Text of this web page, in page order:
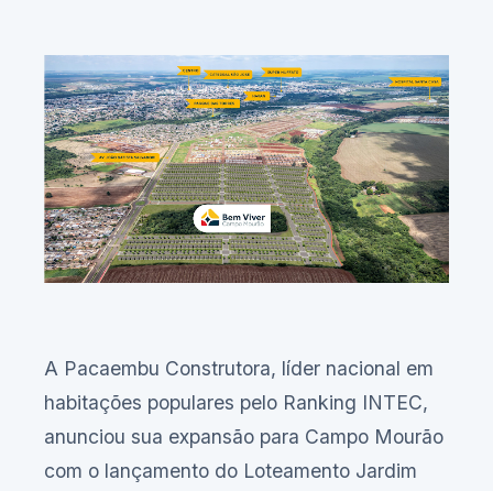
A Pacaembu Construtora, líder nacional em
habitações populares pelo Ranking INTEC,
anunciou sua expansão para Campo Mourão
com o lançamento do Loteamento Jardim